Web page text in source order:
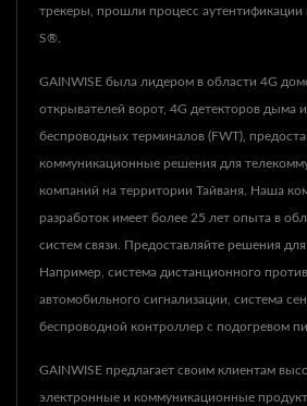
трекеры, прошли процесс
S®.
GAINWISE была лидером в области 4G
открывателей ворот, 4G детекторов дыма
беспроводных терминалов (FWT),
коммуникационные решения для
компаний на территории Тайваня. Наша
разработок имеет более 25 лет опыта в
систем связи. Предоставляйте решения
Например, система дистанционного
автомобильного сигнализации, система
беспроводной контроллер с подогревом
GAINWISE предлагает своим клиентам
электронные и коммуникационные